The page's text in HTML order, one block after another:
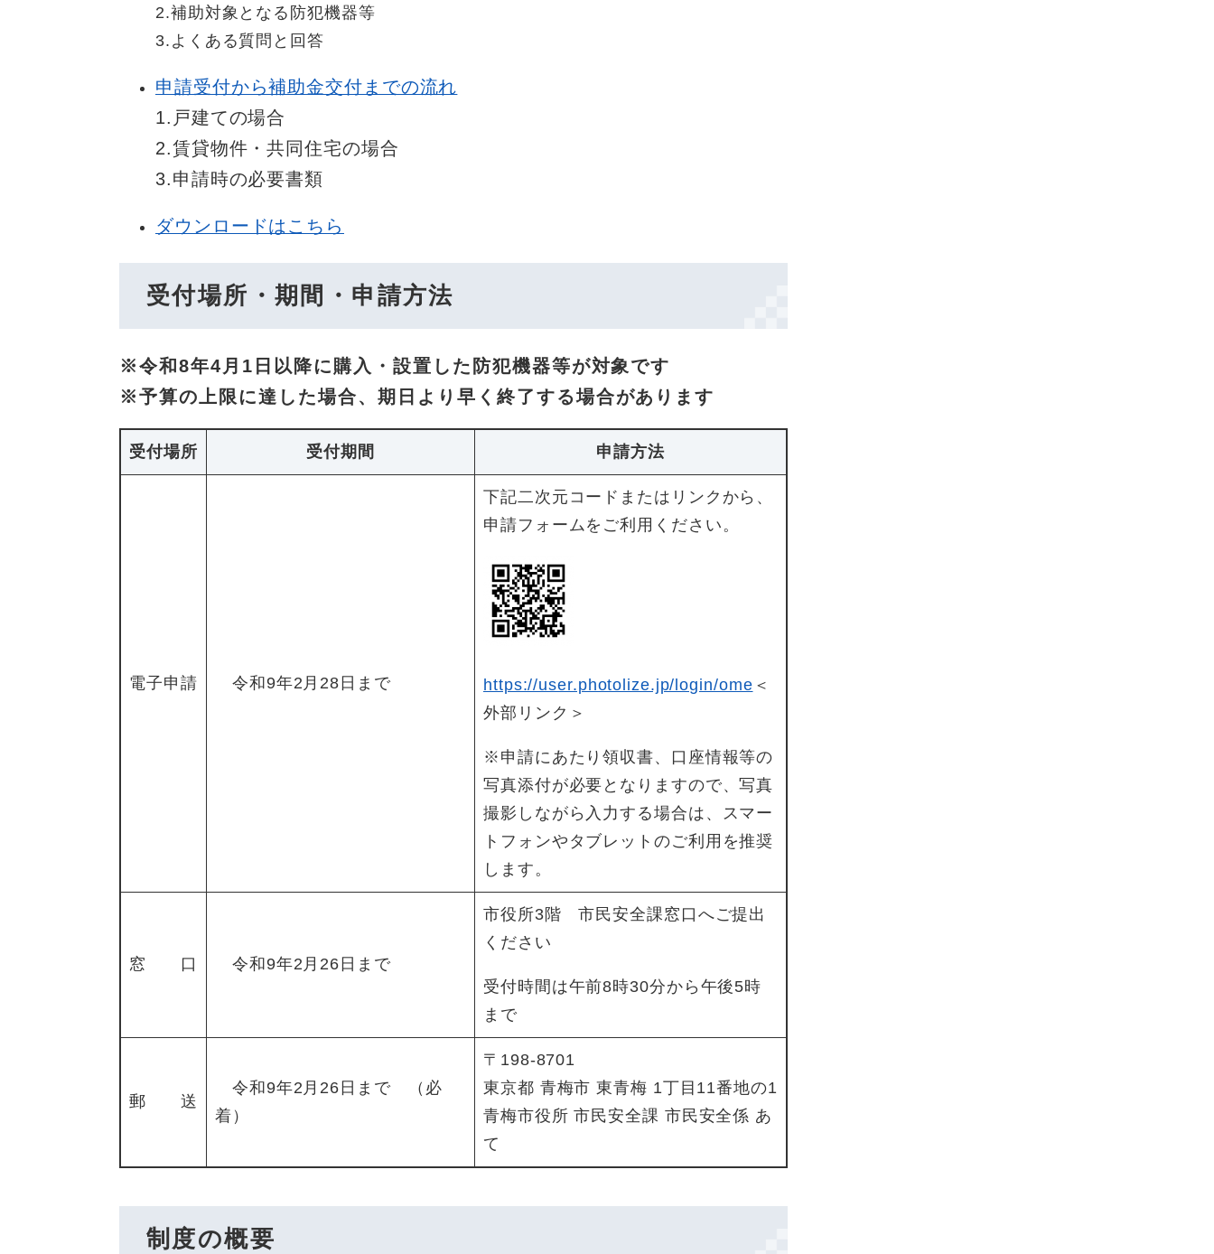
2.補助対象となる防犯機器等
3.よくある質問と回答
申請受付から補助金交付までの流れ
1.戸建ての場合
2.賃貸物件・共同住宅の場合
3.申請時の必要書類
ダウンロードはこちら
受付場所・期間・申請​方法
※令和8年4月1日以降に購入・設置した防犯機器等が対象です
※予算の上限に達した場合、期日より早く終了する場合があります
受付場所 受付期間 申請方法
電子申請 令和9年2月28日まで
下記二次元コードまたはリンクから、
申請フォームをご利用ください。
https://user.photolize.jp/login/ome ＜
外部リンク＞
※申請にあたり領収書、口座情報等の
写真添付が必要となりますので、写真
撮影しながら入力する場合は、スマー
トフォンやタブレットのご利用を推奨
します。
窓 口 令和9年2月26日まで
市役所3階 市民安全課窓口へご提出
ください
受付時間は午前8時30分から午後5時
まで
郵 送
令和9年2月26日まで （必
着）
〒198-8701
東京都 青梅市 東青梅 1丁目11番地の1
青梅市役所 市民安全課 市民安全係 あ
て
制度の概要